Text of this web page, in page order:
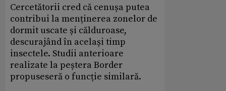
Cercetătorii cred că cenușa putea
contribui la menținerea zonelor de
dormit uscate și călduroase,
descurajând în același timp
insectele. Studii anterioare
realizate la peștera Border
propuseseră o funcție similară.